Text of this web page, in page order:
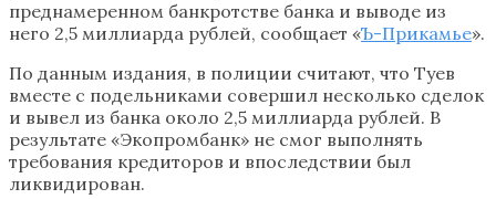
преднамеренном банкротстве банка и выводе из
него 2,5 миллиарда рублей, сообщает «Ъ-Прикамье».
По данным издания, в полиции считают, что Туев
вместе с подельниками совершил несколько сделок
и вывел из банка около 2,5 миллиарда рублей. В
результате «Экопромбанк» не смог выполнять
требования кредиторов и впоследствии был
ликвидирован.